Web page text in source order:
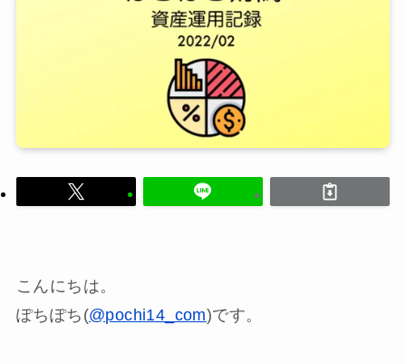
こんにちは。
ぽちぽち(@pochi14_com)です。